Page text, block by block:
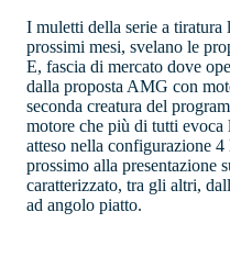
I muletti della serie a tiratura
prossimi mesi, svelano le
E, fascia di mercato dove
dalla proposta AMG con
seconda creatura del
motore che più di tutti
atteso nella configurazione
prossimo alla presentazione
caratterizzato, tra gli altri,
ad angolo piatto.